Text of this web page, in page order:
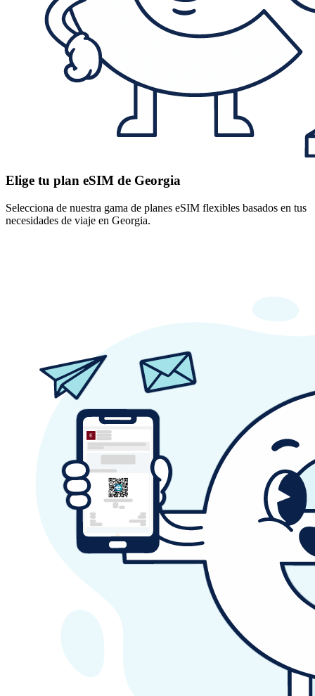
Elige tu plan eSIM de Georgia
Selecciona de nuestra gama de planes eSIM flexibles basados en tus
necesidades de viaje en Georgia.